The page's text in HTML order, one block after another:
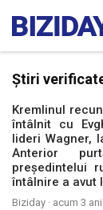
Știri
Kremlinul
întâlnit cu
lideri Wagner,
Anterior
președintelui
întâlnire a avut
Biziday · acum 3 ani